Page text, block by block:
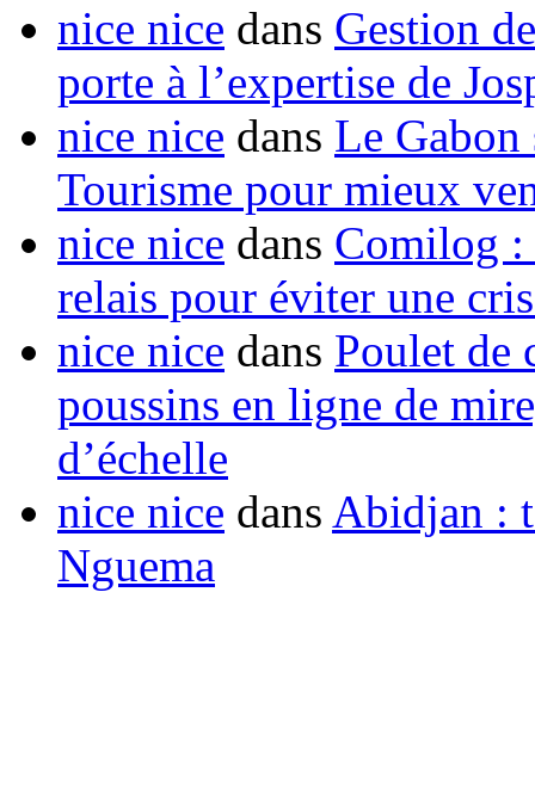
nice nice dans Gestion
porte à l’expertise de
nice nice dans Le Gabon
Tourisme pour mieux
nice nice dans Comilog :
relais pour éviter une
nice nice dans Poulet de
poussins en ligne de
d’échelle
nice nice dans Abidjan :
Nguema